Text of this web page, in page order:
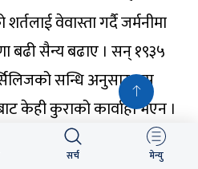
सर्च मेन्यु